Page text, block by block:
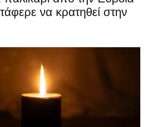
να κρατηθεί στην